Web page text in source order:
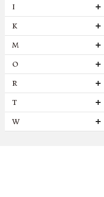
I
K
M
O
R
T
W